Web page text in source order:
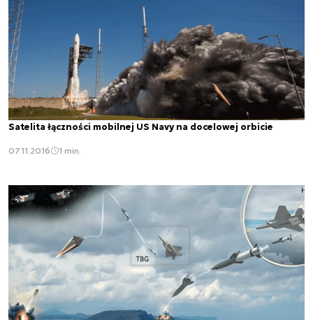
Satelita łączności mobilnej US Navy na docelowej orbicie
07.11.2016 1 min.